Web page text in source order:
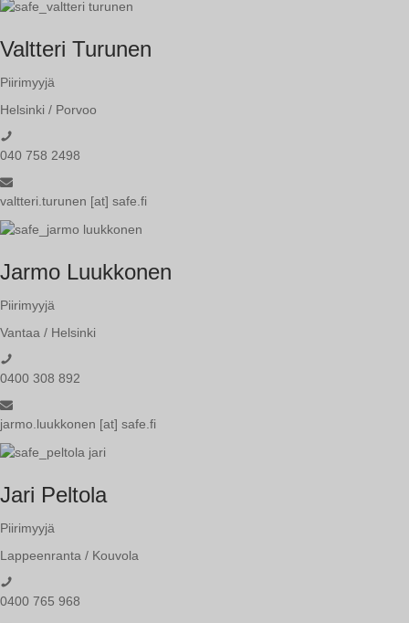
Valtteri Turunen
Piirimyyjä
Helsinki / Porvoo
040 758 2498
valtteri.turunen [at] safe.fi
Jarmo Luukkonen
Piirimyyjä
Vantaa / Helsinki
0400 308 892
jarmo.luukkonen [at] safe.fi
Jari Peltola
Piirimyyjä
Lappeenranta / Kouvola
0400 765 968